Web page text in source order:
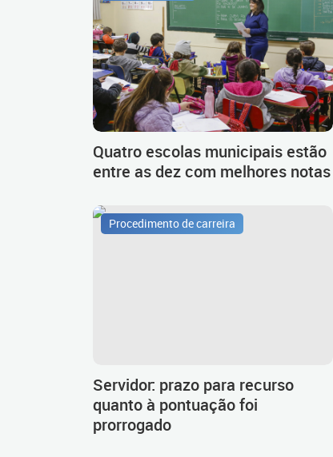
Quatro escolas municipais estão
entre as dez com melhores notas
Procedimento de carreira
Servidor: prazo para recurso
quanto à pontuação foi
prorrogado